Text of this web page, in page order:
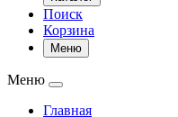
Поиск
Корзина
Меню
Меню
Главная